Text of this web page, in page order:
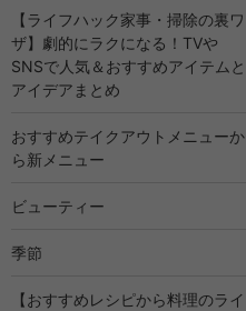
【ライフハック家事・掃除の裏ワ
ザ】劇的にラクになる！TVや
SNSで人気＆おすすめアイテムと
アイデアまとめ
おすすめテイクアウトメニューか
ら新メニュー
ビューティー
季節
【おすすめレシピから料理のライ